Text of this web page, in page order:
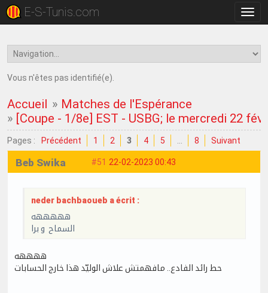
la
E-S-Tunis.com
Vous n'êtes pas identifié(e).
Accueil » Matches de l'Espérance
» [Coupe - 1/8e] EST - USBG; le mercredi 22
Pages : Précédent 1 2 3 4 5 8 Suivant
#51 22-02-2023 00:43
Beb Swika
neder bachbaoueb a écrit :
هههههه
السماح و برا
ههههه
حط رائد الفادع.. مافهمتش علاش الوليّد هذا خارج الحسابات